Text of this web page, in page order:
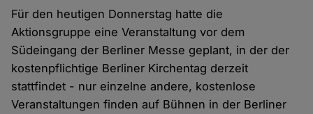
Für den heutigen Donnerstag hatte die
Aktionsgruppe eine Veranstaltung vor dem
Südeingang der Berliner Messe geplant, in der der
kostenpflichtige Berliner Kirchentag derzeit
stattfindet - nur einzelne andere, kostenlose
Veranstaltungen finden auf Bühnen in der Berliner